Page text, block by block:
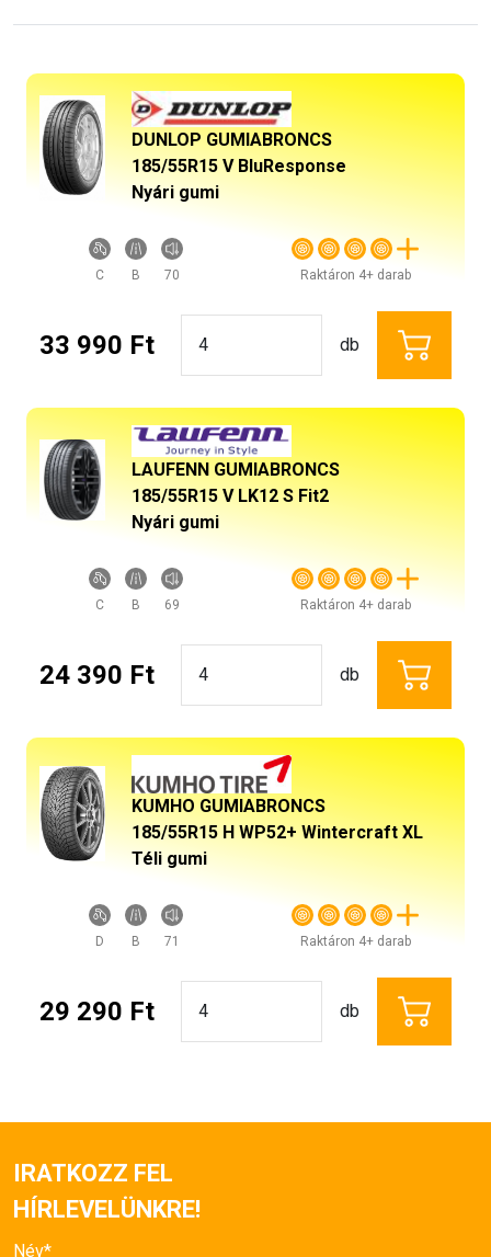
DUNLOP GUMIABRONCS
185/55R15 V BluResponse
Nyári gumi
C B 70 Raktáron 4+ darab
33 990 Ft db
LAUFENN GUMIABRONCS
185/55R15 V LK12 S Fit2
Nyári gumi
C B 69 Raktáron 4+ darab
24 390 Ft db
KUMHO GUMIABRONCS
185/55R15 H WP52+ Wintercraft XL
Téli gumi
D B 71 Raktáron 4+ darab
29 290 Ft db
IRATKOZZ FEL
HÍRLEVELÜNKRE!